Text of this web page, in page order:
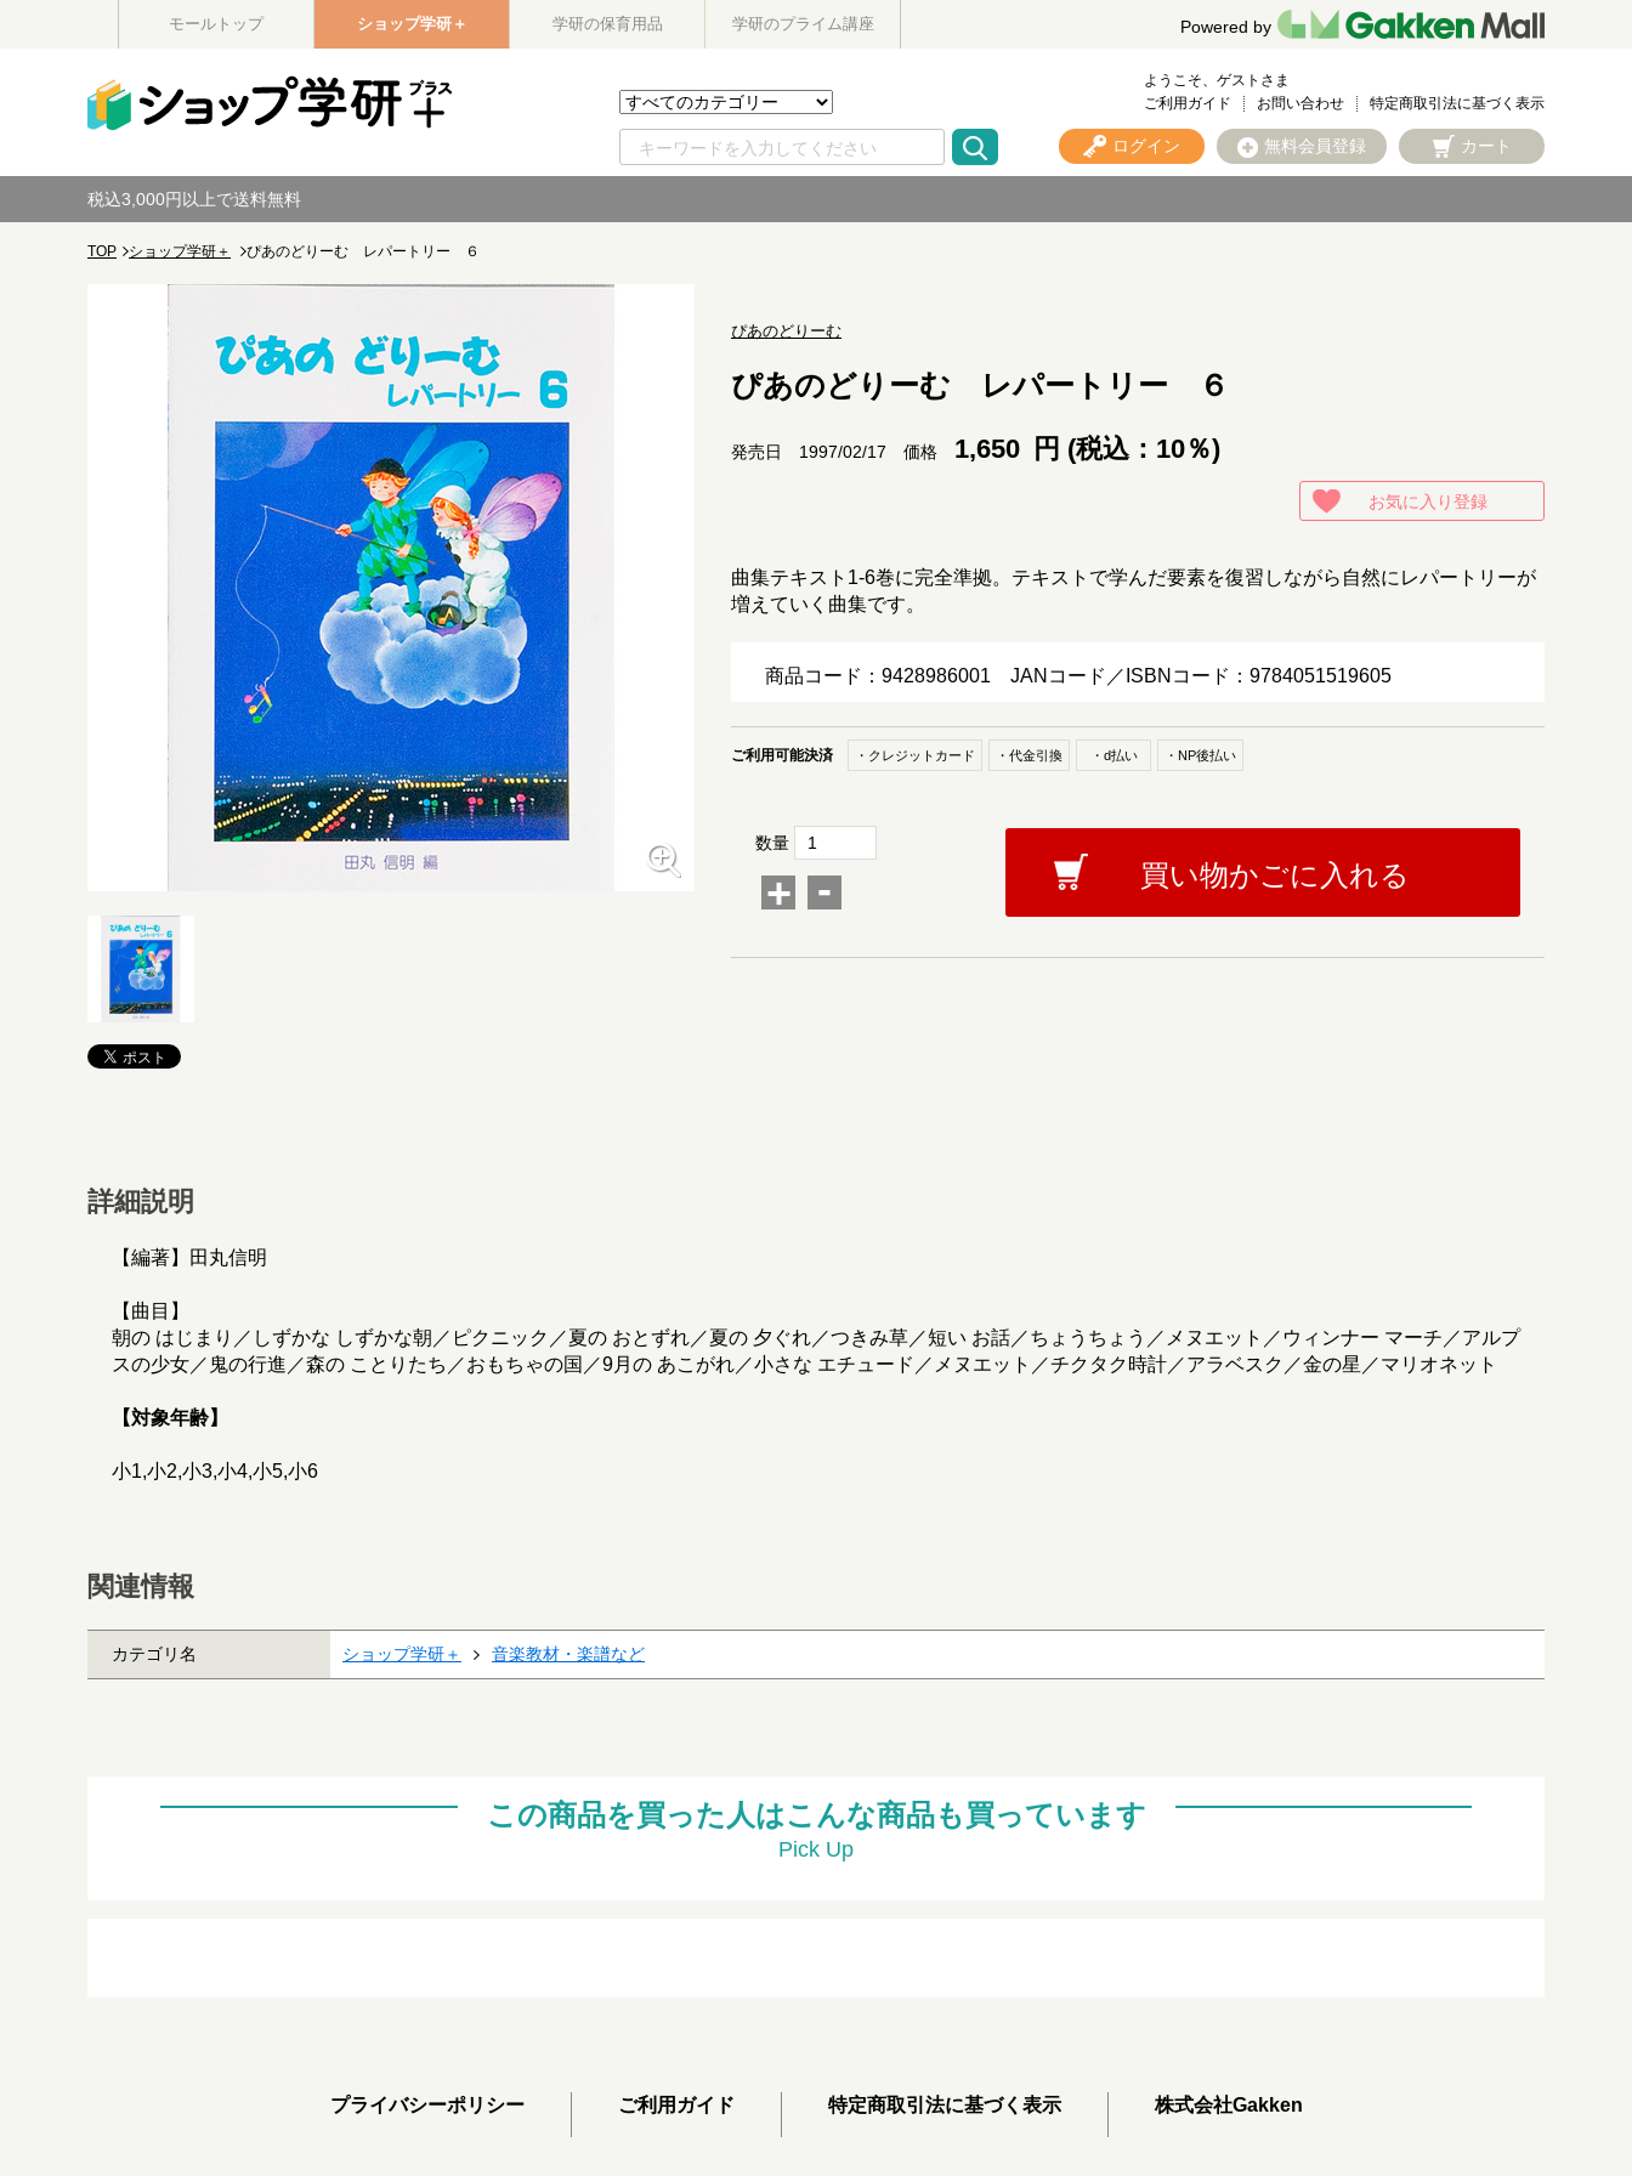
モールトップ ショップ学研＋ 学研の保育用品 学研のプライム講座 Powered by
ようこそ、ゲストさま
ご利用ガイド
お問い合わせ 特定商取引法に基づく表示
ログイン 無料会員登録 カート
税込3,000円以上で送料無料
TOP ショップ学研＋ ぴあのどりーむ レパートリー ６
ぴあのどりーむ
ぴあのどりーむ レパートリー ６
発売日 1997/02/17 価格 1,650 円 (税込：10％)
お気に入り登録
曲集テキスト1-6巻に完全準拠。テキストで学んだ要素を復習しながら自然にレパートリーが
増えていく曲集です。
商品コード：9428986001 JANコード／ISBNコード：9784051519605
ご利用可能決済 ・クレジットカード ・代金引換 ・d払い ・NP後払い
数量
+ - 買い物かごに入れる
詳細説明
【編著】田丸信明
【曲目】
朝の はじまり／しずかな しずかな朝／ピクニック／夏の おとずれ／夏の 夕ぐれ／つきみ草／短い お話／ちょうちょう／メヌエット／ウィンナー マーチ／アルプ
スの少女／鬼の行進／森の ことりたち／おもちゃの国／9月の あこがれ／小さな エチュード／メヌエット／チクタク時計／アラベスク／金の星／マリオネット
【対象年齢】
小1,小2,小3,小4,小5,小6
関連情報
カテゴリ名 ショップ学研＋ 音楽教材・楽譜など
この商品を買った人はこんな商品も買っています
Pick Up
プライバシーポリシー ご利用ガイド 特定商取引法に基づく表示 株式会社Gakken